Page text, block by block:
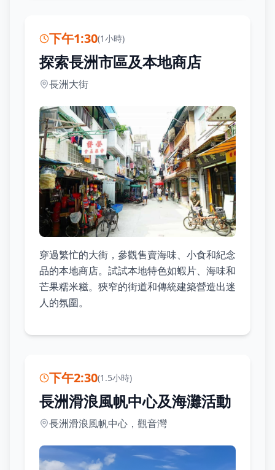
下午1:30(1小時)
探索長洲市區及本地商店
長洲大街
穿過繁忙的大街，參觀售賣海味、小食和紀念
品的本地商店。試試本地特色如蝦片、海味和
芒果糯米糍。狹窄的街道和傳統建築營造出迷
人的氛圍。
下午2:30(1.5小時)
長洲滑浪風帆中心及海灘活動
長洲滑浪風帆中心，觀音灣